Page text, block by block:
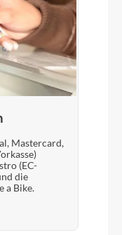
Mastercard,
(EC-
die
a Bike.